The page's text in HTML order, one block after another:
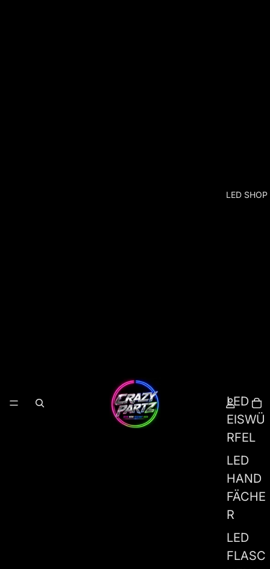
LED SHOP
LED
EISWÜ
RFEL
LED
HAND
FÄCHE
R
LED
FLASC